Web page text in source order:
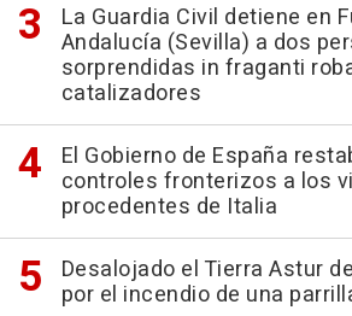
La Guardia Civil detiene en
Andalucía (Sevilla) a dos
sorprendidas in fraganti
catalizadores
El Gobierno de España
controles fronterizos a los
procedentes de Italia
Desalojado el Tierra Astur
por el incendio de una